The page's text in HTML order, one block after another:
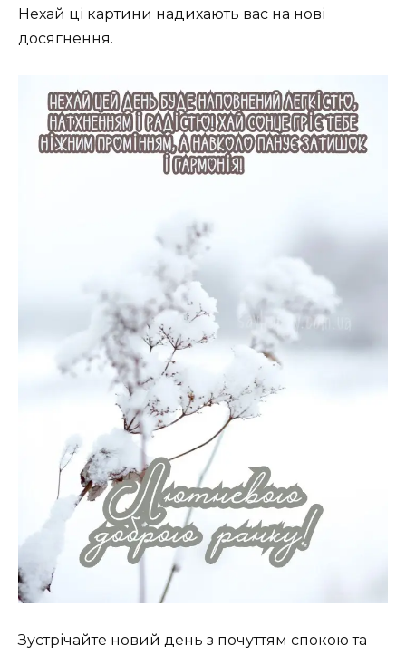
Нехай ці картини надихають вас на нові
досягнення.
Зустрічайте новий день з почуттям спокою та